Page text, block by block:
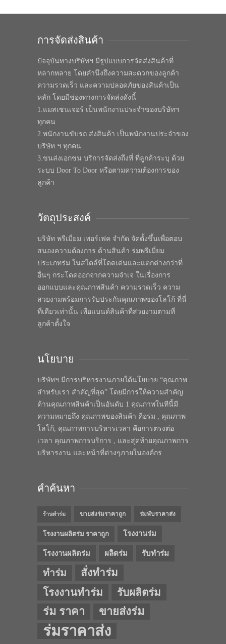
การจัดส่งสินค้า
ปัจจุบันทางบริษัทฯ มีรูปแบบการจัดส่งสินค้าที่
หลากหลาย โดยคำนึงถึงความสะดวกของลูกค้า
ความรวดเร็ว และความปลอดภัยของสินค้าเป็น
หลัก โดยมีช่องทางการจัดส่งดังนี้
1.แมสเซนเจอร์ เป็นพนักงานประจำของบริษัทฯ
ทุกคน
2.พนักงานขับรถ ส่งสินค้า เป็นพนักงานประจำของ
บริษัท ฯ ทุกคน
3.ขนส่งเอกชน บริการจัดส่งถึงที่ ที่ลูกค้าระบุ ด้วย
ระบบ Door To Door หรือตามความต้องการของ
ลูกค้า
วัตถุประสงค์
บริษัท พรีเมี่ยม เพอร์เฟค จำกัด จัดตั้งขึ้นเพื่อตอบ
สนองความต้องการ ด้านสินค้า ร่มพรีเมี่ยม
ประเภทร่ม ในสไตล์ที่โดดเด่นและแตกต่างกว่าที่
อื่นๆ กระโดดออกจากความจำเจ ในเรื่องการ
ออกแบบและคุณภาพสินค้า ความรวดเร็ว ความ
สวยงามพร้อมการรับประกันคุณภาพของโลโก้ ที่นี่
ที่เดียวเท่านั้น เพื่อแบนด์สินค้าที่สวยงามตามที่
ลูกค้าตั้งใจ
นโยบาย
บริษัทฯ มีการบริหารงานภายใต้นโยบาย “คุณภาพ
สำหรับเรา สำคัญที่สุด” โดยมีการให้ความสำคัญ
ด้านคุณภาพสินค้าเป็นอันดับ 1 คุณภาพในทีนี้มี
ความหมายถึง คุณภาพของสินค้า คือร่ม , คุณภาพ
โลโก้, คุณภาพการบริหารเวลา คือการตรงต่อ
เวลา คุณภาพการบริการ , และสุดท้ายคุณภาพการ
บริหารงาน และหน้าที่ต่างๆภายในองค์กร
คำค้นหา
ร้านทำร่ม ขายส่งร่มราคาถูก ร่มพับราคาส่ง
โรงงานผลิตร่ม ราคาถูก โรงงานร่ม
โรงงานผลิตร่ม ผลิตร่ม รับทำร่ม
ทำร่ม
สั่งทำร่ม
โรงงานทำร่ม
รับผลิตร่ม
ร่ม ราคา ขายส่งร่ม
ร่มราคาส่ง